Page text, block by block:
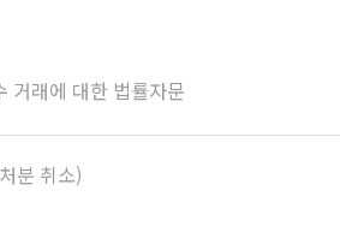
래에 대한 법률자문
분 취소)